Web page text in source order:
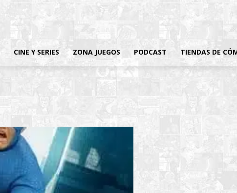
CINE Y SERIES ZONA JUEGOS PODCAST TIENDAS DE